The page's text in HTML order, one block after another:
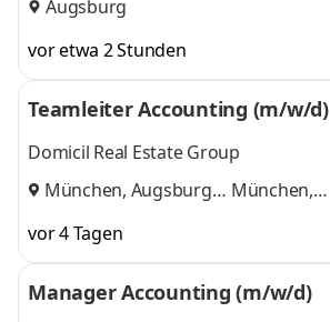
Augsburg
vor etwa 2 Stunden
Teamleiter Accounting (m/w/d)
Domicil Real Estate Group
München, Augsburg
München,
vor 4 Tagen
Manager Accounting (m/w/d)